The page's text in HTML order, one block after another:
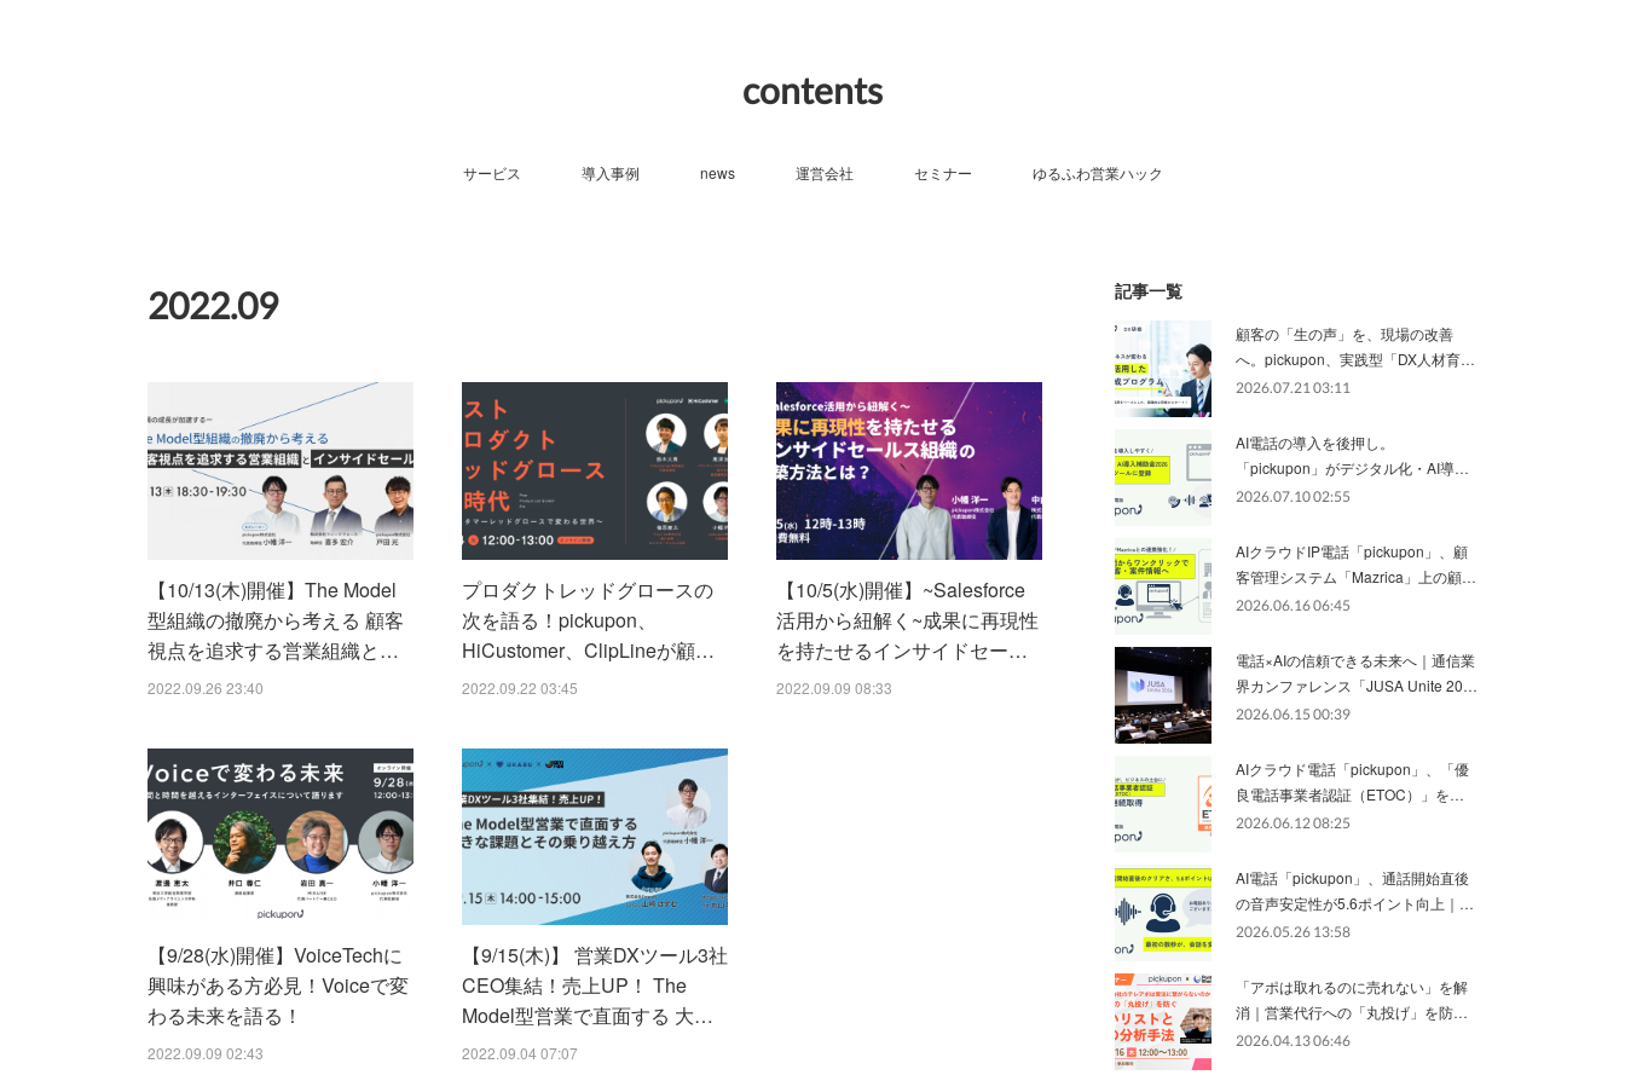
contents
サービス 導入事例 news 運営会社 セミナー ゆるふわ営業ハック
2022.09
【10/13(木)開催】The Model
型組織の撤廃から考える 顧客
視点を追求する営業組織と…
2022.09.26 23:40
プロダクトレッドグロースの
次を語る！pickupon、
HiCustomer、ClipLineが顧…
2022.09.22 03:45
【10/5(水)開催】~Salesforce
活用から紐解く~成果に再現性
を持たせるインサイドセー…
2022.09.09 08:33
【9/28(水)開催】VoiceTechに
興味がある方必見！Voiceで変
わる未来を語る！
2022.09.09 02:43
【9/15(木)】 営業DXツール3社
CEO集結！売上UP！ The
Model型営業で直面する 大…
2022.09.04 07:07
記事一覧
顧客の「生の声」を、現場の改善
へ。pickupon、実践型「DX人材育…
2026.07.21 03:11
AI電話の導入を後押し。
「pickupon」がデジタル化・AI導…
2026.07.10 02:55
AIクラウドIP電話「pickupon」、顧
客管理システム「Mazrica」上の顧…
2026.06.16 06:45
電話×AIの信頼できる未来へ｜通信業
界カンファレンス「JUSA Unite 20…
2026.06.15 00:39
AIクラウド電話「pickupon」、「優
良電話事業者認証（ETOC）」を…
2026.06.12 08:25
AI電話「pickupon」、通話開始直後
の音声安定性が5.6ポイント向上｜…
2026.05.26 13:58
「アポは取れるのに売れない」を解
消｜営業代行への「丸投げ」を防…
2026.04.13 06:46